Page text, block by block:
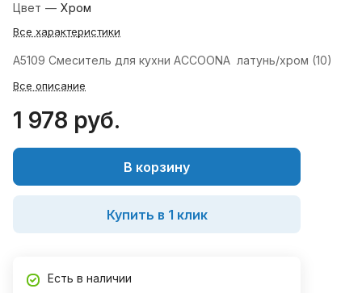
Цвет — Хром
Все характеристики
A5109 Смеситель для кухни ACCOONA латунь/хром (10)
Все описание
1 978 руб.
В корзину
Купить в 1 клик
Есть в наличии